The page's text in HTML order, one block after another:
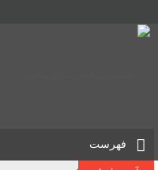
فهرست